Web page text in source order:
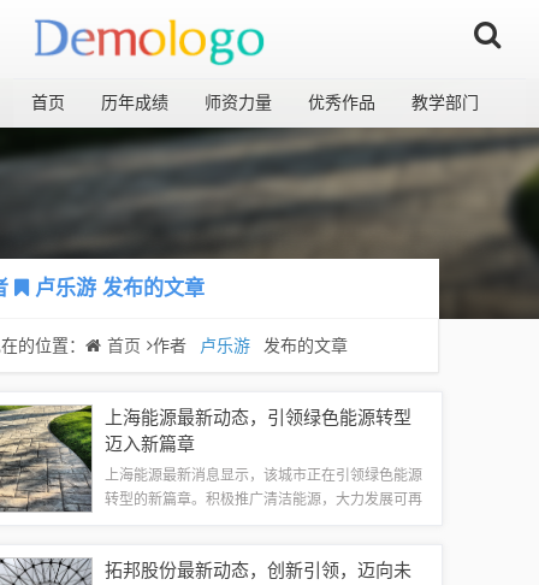
首页 历年成绩 师资力量 优秀作品 教学部门
卢乐游发布的文章
的位置： 首页 作者 卢乐游 发布的文章
上海能源最新动态，引领绿色能源转型
迈入新篇章
上海能源最新消息显示，该城市正在引领绿色能源
转型的新篇章。积极推广清洁能源，大力发展可再
源领域的决心和行动，为未来的绿色能源转型树...
拓邦股份最新动态，创新引领，迈向未